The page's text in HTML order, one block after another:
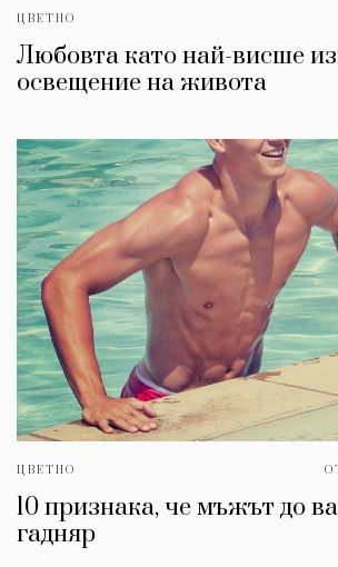
ЦВЕТНО
Любовта като най-висше
освещение на живота
ЦВЕТНО
10 признака, че мъжът до
гадняр